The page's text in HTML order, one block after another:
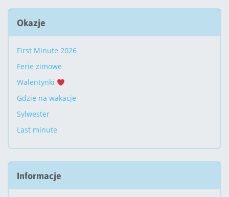
Okazje
First Minute 2026
Ferie zimowe
Walentynki
Gdzie na wakacje
Sylwester
Last minute
Informacje